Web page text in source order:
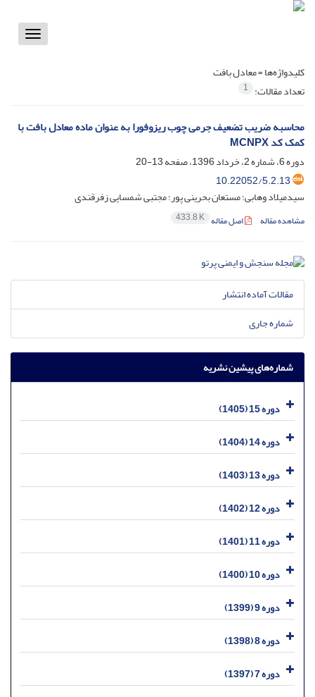
Toggle
کلیدواژه‌ها =معادل بافت
تعداد مقالات: 1
محاسبه ضریب تضعیف جرمی چوب ریزوفورا به عنوان ماده معادل بافت با
کمک کد MCNPX
دوره 6، شماره 2، خرداد 1396، صفحه
13-20
10.22052/5.2.13
سیدمیلاد وهابی؛ مستعان بحرینی پور؛ مجتبی شمسایی زفرقندی
مشاهده مقاله اصل مقاله 433.8 K
مقالات آماده انتشار
شماره جاری
شماره‌های پیشین نشریه
دوره 15 (1405)
دوره 14 (1404)
دوره 13 (1403)
دوره 12 (1402)
دوره 11 (1401)
دوره 10 (1400)
دوره 9 (1399)
دوره 8 (1398)
دوره 7 (1397)